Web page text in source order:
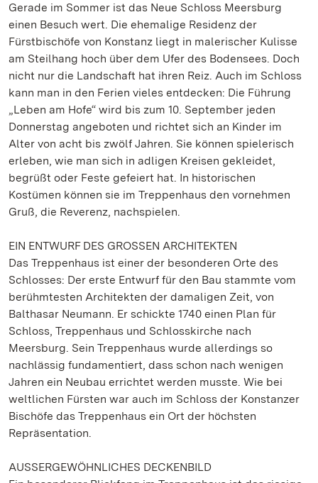
Gerade im Sommer ist das Neue Schloss Meersburg
einen Besuch wert. Die ehemalige Residenz der
Fürstbischöfe von Konstanz liegt in malerischer Kulisse
am Steilhang hoch über dem Ufer des Bodensees. Doch
nicht nur die Landschaft hat ihren Reiz. Auch im Schloss
kann man in den Ferien vieles entdecken: Die Führung
„Leben am Hofe“ wird bis zum 10. September jeden
Donnerstag angeboten und richtet sich an Kinder im
Alter von acht bis zwölf Jahren. Sie können spielerisch
erleben, wie man sich in adligen Kreisen gekleidet,
begrüßt oder Feste gefeiert hat. In historischen
Kostümen können sie im Treppenhaus den vornehmen
Gruß, die Reverenz, nachspielen.
EIN ENTWURF DES GROSSEN ARCHITEKTEN
Das Treppenhaus ist einer der besonderen Orte des
Schlosses: Der erste Entwurf für den Bau stammte vom
berühmtesten Architekten der damaligen Zeit, von
Balthasar Neumann. Er schickte 1740 einen Plan für
Schloss, Treppenhaus und Schlosskirche nach
Meersburg. Sein Treppenhaus wurde allerdings so
nachlässig fundamentiert, dass schon nach wenigen
Jahren ein Neubau errichtet werden musste. Wie bei
weltlichen Fürsten war auch im Schloss der Konstanzer
Bischöfe das Treppenhaus ein Ort der höchsten
Repräsentation.
AUSSERGEWÖHNLICHES DECKENBILD